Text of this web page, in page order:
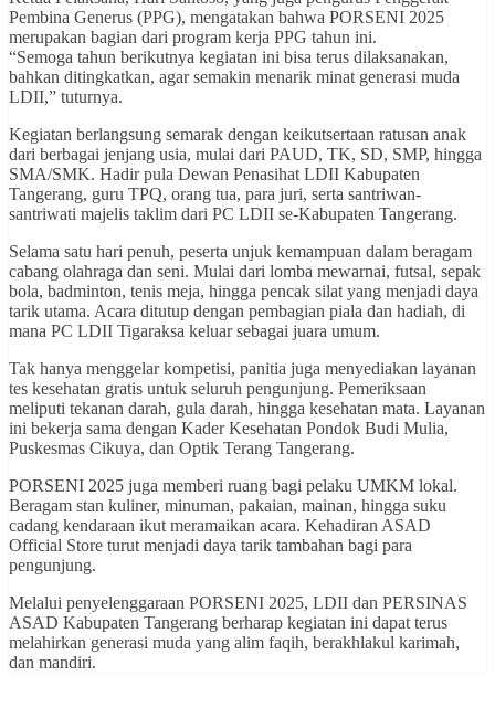
Pembina Generus (PPG), mengatakan bahwa PORSENI 2025
merupakan bagian dari program kerja PPG tahun ini.
“Semoga tahun berikutnya kegiatan ini bisa terus dilaksanakan,
bahkan ditingkatkan, agar semakin menarik minat generasi muda
LDII,” tuturnya.
Kegiatan berlangsung semarak dengan keikutsertaan ratusan anak
dari berbagai jenjang usia, mulai dari PAUD, TK, SD, SMP, hingga
SMA/SMK. Hadir pula Dewan Penasihat LDII Kabupaten
Tangerang, guru TPQ, orang tua, para juri, serta santriwan-
santriwati majelis taklim dari PC LDII se-Kabupaten Tangerang.
Selama satu hari penuh, peserta unjuk kemampuan dalam beragam
cabang olahraga dan seni. Mulai dari lomba mewarnai, futsal, sepak
bola, badminton, tenis meja, hingga pencak silat yang menjadi daya
tarik utama. Acara ditutup dengan pembagian piala dan hadiah, di
mana PC LDII Tigaraksa keluar sebagai juara umum.
Tak hanya menggelar kompetisi, panitia juga menyediakan layanan
tes kesehatan gratis untuk seluruh pengunjung. Pemeriksaan
meliputi tekanan darah, gula darah, hingga kesehatan mata. Layanan
ini bekerja sama dengan Kader Kesehatan Pondok Budi Mulia,
Puskesmas Cikuya, dan Optik Terang Tangerang.
PORSENI 2025 juga memberi ruang bagi pelaku UMKM lokal.
Beragam stan kuliner, minuman, pakaian, mainan, hingga suku
cadang kendaraan ikut meramaikan acara. Kehadiran ASAD
Official Store turut menjadi daya tarik tambahan bagi para
pengunjung.
Melalui penyelenggaraan PORSENI 2025, LDII dan PERSINAS
ASAD Kabupaten Tangerang berharap kegiatan ini dapat terus
melahirkan generasi muda yang alim faqih, berakhlakul karimah,
dan mandiri.